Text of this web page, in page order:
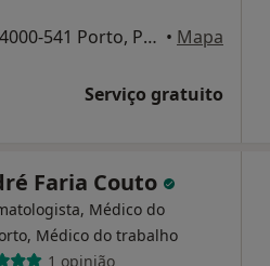
Rua da Trindade 115, 4000-541 Porto, Porto • Mapa
Serviço gratuito
Faria Couto
Médico do
Médico do trabalho
1 opinião